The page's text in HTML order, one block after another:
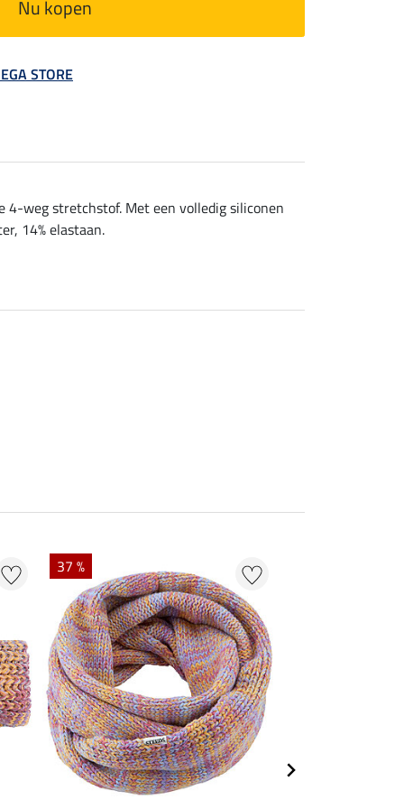
Nu kopen
STORE
4-weg stretchstof. Met een volledig siliconen
14% elastaan.
37 %